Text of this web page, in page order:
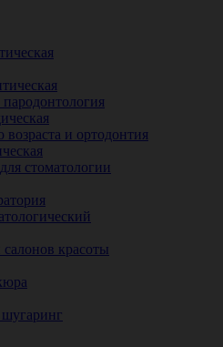
возраста и ортодонтия
стоматологии
красоты